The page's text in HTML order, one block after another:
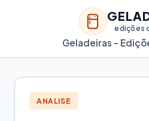
edições
Geladeiras -
ANALISE